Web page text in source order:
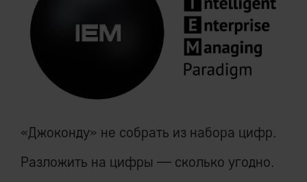
«Джоконду» не собрать из набора цифр.
Разложить на цифры — сколько угодно.